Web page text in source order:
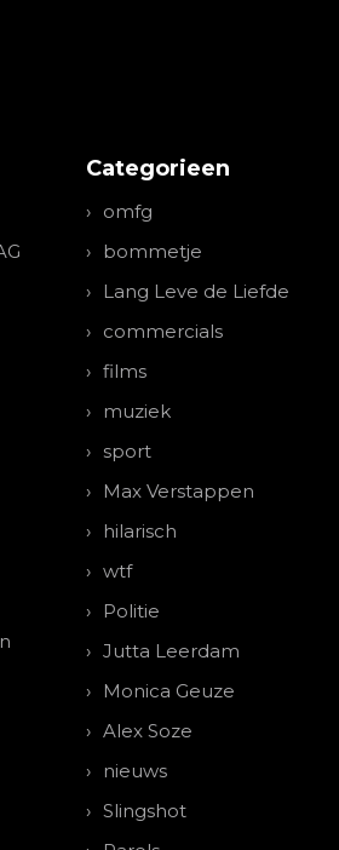
Categorieen
omfg
bommetje
Lang Leve de Liefde
commercials
films
muziek
sport
Max Verstappen
hilarisch
wtf
Politie
Jutta Leerdam
Monica Geuze
Alex Soze
nieuws
Slingshot